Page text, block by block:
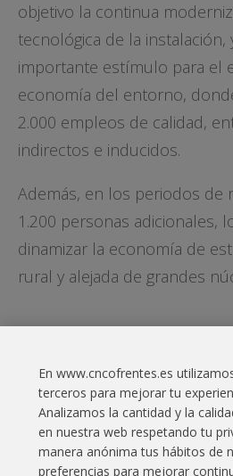
objetivo la continua
tecnológica de la
importante estímulo para el
economía del entorno,
2.000 empleos de calidad,
indirectos e inducidos.
Además, en los periodos de
1.200 personas adicionales,
dinamizar la economía de
rural y alejada de grandes
En www.cncofrentes.es
terceros para mejorar tu
Analizamos la cantidad y la
en nuestra web respetando tu
manera anónima tus hábitos de
preferencias para mejorar